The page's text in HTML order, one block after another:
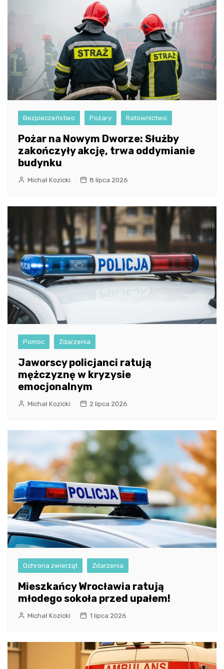
Bezpieczeństwo Pożary Ratownictwo
Pożar na Nowym Dworze: Służby
zakończyły akcję, trwa oddymianie
budynku
Michał Kozicki 8 lipca 2026
Pomoc Zdarzenia
Jaworscy policjanci ratują
mężczyznę w kryzysie
emocjonalnym
Michał Kozicki 2 lipca 2026
Ochrona zwierząt Zdarzenia
Mieszkańcy Wrocławia ratują
młodego sokoła przed upałem!
Michał Kozicki 1 lipca 2026